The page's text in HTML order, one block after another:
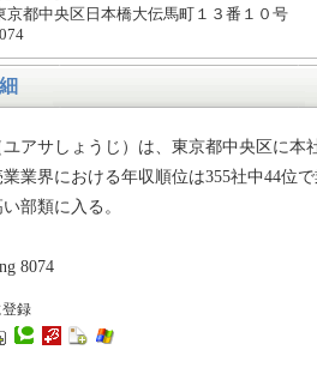
京都中央区日本橋大伝馬町１３番１０号
アサしょうじ）は、東京都中央区に本
業界における年収順位は355社中44位
部類に入る。
8074
録